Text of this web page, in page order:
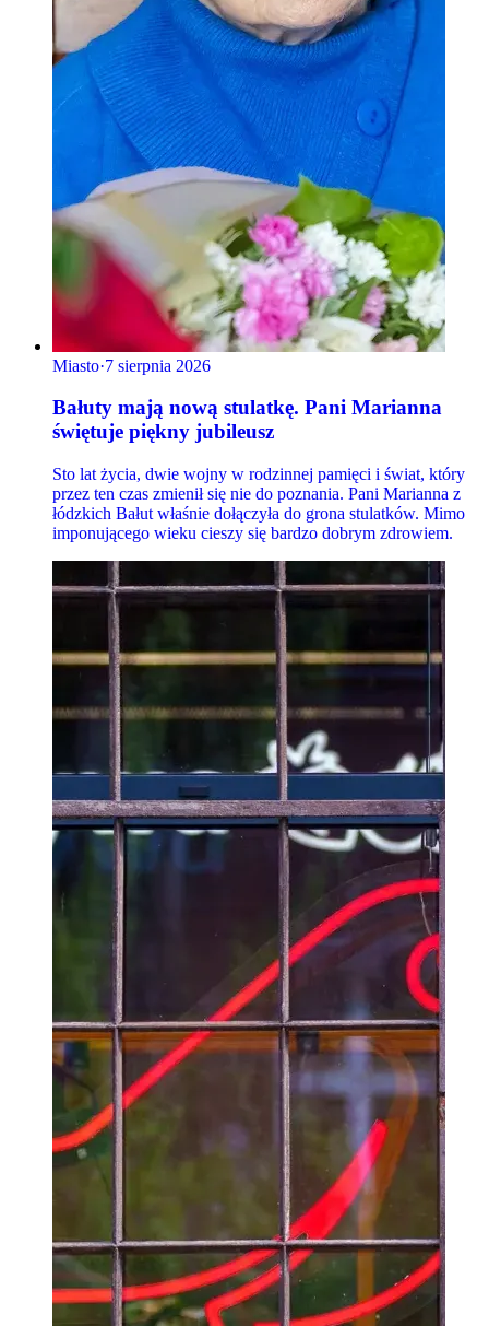
Miasto·7 sierpnia 2026
Bałuty mają nową stulatkę. Pani Marianna
świętuje piękny jubileusz
Sto lat życia, dwie wojny w rodzinnej pamięci i świat, który
przez ten czas zmienił się nie do poznania. Pani Marianna z
łódzkich Bałut właśnie dołączyła do grona stulatków. Mimo
imponującego wieku cieszy się bardzo dobrym zdrowiem.